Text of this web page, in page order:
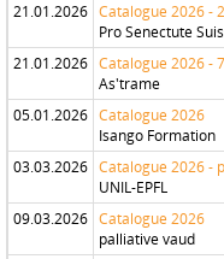
21.01.2026 Catalogue 2026 -
Pro Senectute
21.01.2026 Catalogue 2026 -
As'trame
05.01.2026 Catalogue 2026
Isango Formation
03.03.2026 Catalogue 2026 -
UNIL-EPFL
09.03.2026 Catalogue 2026
palliative vaud